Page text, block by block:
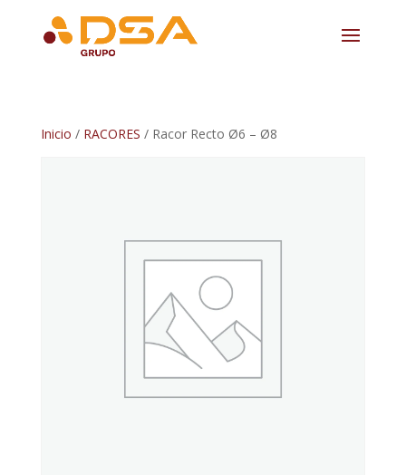
Inicio / RACORES / Racor Recto Ø6 – Ø8